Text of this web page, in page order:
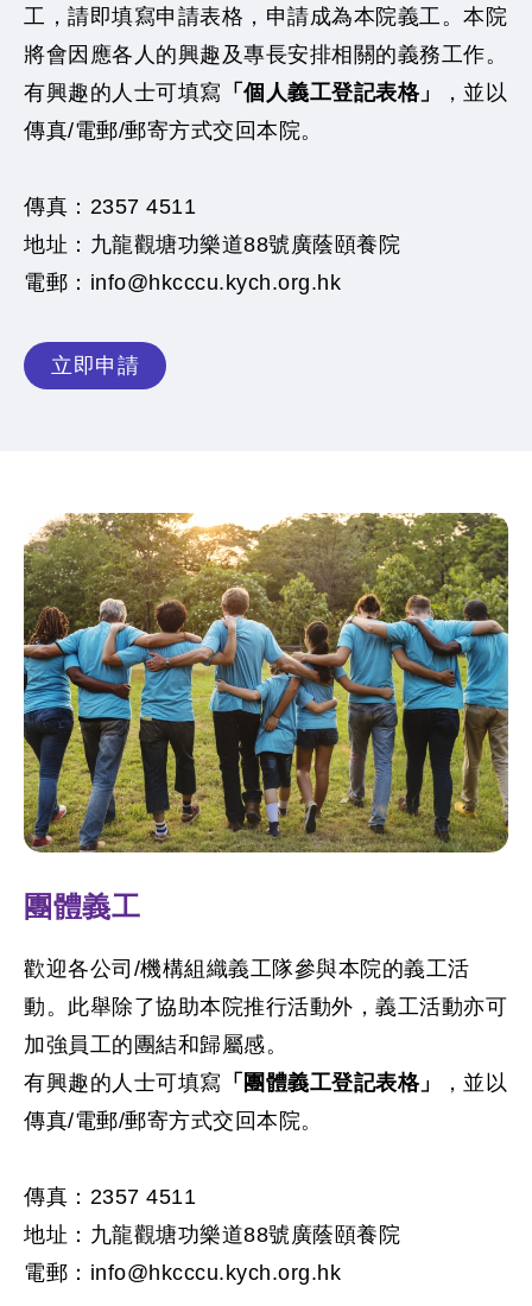
工，請即填寫申請表格，申請成為本院義工。本院
將會因應各人的興趣及專長安排相關的義務工作。
有興趣的人士可填寫 「個人義工登記表格」
，並以
傳真/電郵/郵寄方式交回本院。
傳真：2357 4511
地址：九龍觀塘功樂道88號廣蔭頤養院
電郵：info@hkcccu.kych.org.hk
立即申請
團體義工
歡迎各公司/機構組織義工隊參與本院的義工活
動。此舉除了協助本院推行活動外，義工活動亦可
加強員工的團結和歸屬感。
有興趣的人士可填寫 「團體義工登記表格」
，並以
傳真/電郵/郵寄方式交回本院。
傳真：2357 4511
地址：九龍觀塘功樂道88號廣蔭頤養院
電郵：info@hkcccu.kych.org.hk